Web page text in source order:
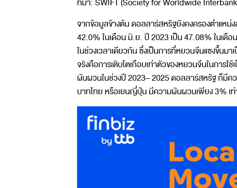
จากข้อมูลข้างต้น ดอลลาร์สหรัฐยังคงครองตำแหน่
42.0% ในเดือน มิ.ย. ปี 2023 เป็น 47.08% ในเ
ในช่วงเวลาเดียวกัน ซึ่งเป็นการที่หยวนจีนแซงขึ้น
จริงคือการเติบโตเกือบเท่าตัวของหยวนจีนในการใ
ผันผวนในช่วงปี 2023– 2025 ดอลลาร์สหรัฐ ก็มีค
บาทไทย หรือเยนญี่ปุ่น มีความผันผวนเพียง 3% เ